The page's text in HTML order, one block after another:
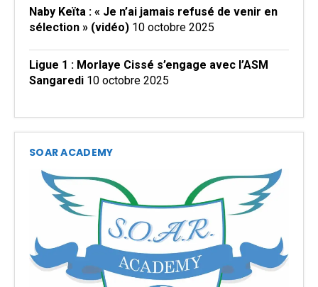
Naby Keïta : « Je n’ai jamais refusé de venir en
sélection » (vidéo) 10 octobre 2025
Ligue 1 : Morlaye Cissé s’engage avec l’ASM
Sangaredi 10 octobre 2025
SOAR ACADEMY